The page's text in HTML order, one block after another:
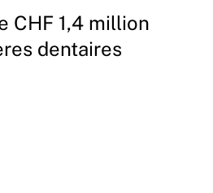
CHF 1,4 million
dentaires